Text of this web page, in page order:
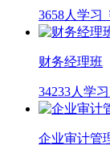
3658人学习
财务经理班
34233人学习
企业审计管